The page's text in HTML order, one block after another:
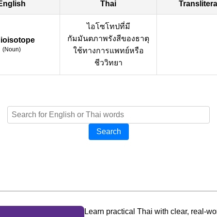
Thai
(Noun)
ไอโซโทปที่มี
กัมมันตภาพรังสีของธาตุ
ใช้ทางการแพทย์หรือ
ชีววิทยา
Search
Learn practical Thai with clear, real-